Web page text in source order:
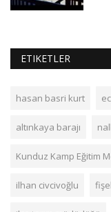
ETIKETLER
hasan basri kurt
altınkaya barajı
Kunduz Kamp Eğitim
ilhan civcivoğlu